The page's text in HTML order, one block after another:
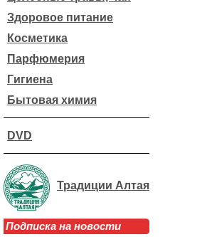
Здоровое питание
Косметика
Парфюмерия
Гигиена
Бытовая химия
DVD
Традиции Алтая
Подписка на новости